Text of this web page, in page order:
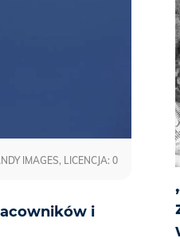
i
IMAGES, LICENCJA: 0